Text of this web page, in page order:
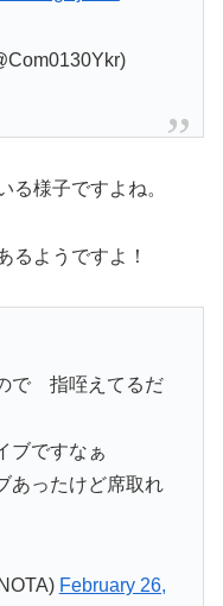
る様子ですよね。
るようですよ！
で 指咥えてるだ
ブですなぁ
あったけど席取れ
February 26,